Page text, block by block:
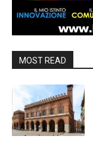
MOST READ